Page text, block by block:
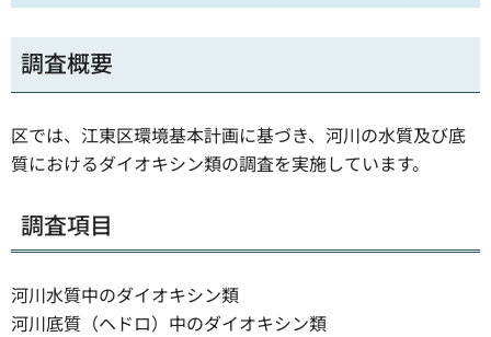
調査概要
区では、江東区環境基本計画に基づき、河川の水質及び底
質におけるダイオキシン類の調査を実施しています。
調査項目
河川水質中のダイオキシン類
河川底質（ヘドロ）中のダイオキシン類